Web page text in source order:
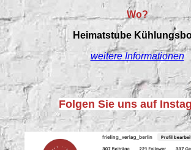
Wo?
Heimatstube
weitere Informationen
Folgen Sie uns auf